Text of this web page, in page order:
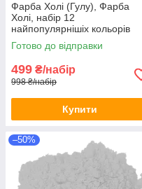
Фарба Холі (Гулу), Фарба
Холі, набір 12
найпопулярнішіх кольорів
пакети 100 грам, Фарби холі
Готово до відправки
499 ₴/набір
998 ₴/набір
Купити
–50%